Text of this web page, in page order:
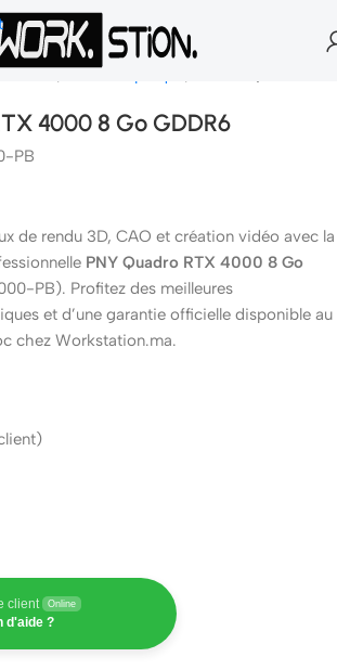
Gamer Carte Graphique
4000 8 Go GDDR6
PB
de rendu 3D, CAO et création vidéo avec la
PNY Quadro RTX 4000 8 Go
PB). Profitez des meilleures
et d’une garantie officielle disponible au
chez Workstation.ma.
client Online
d'aide ?